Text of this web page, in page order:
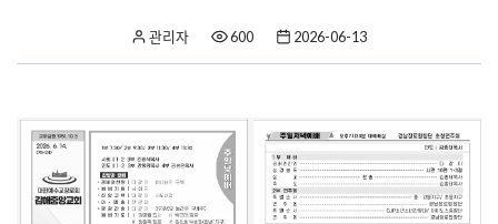
관리자 600 2026-06-13